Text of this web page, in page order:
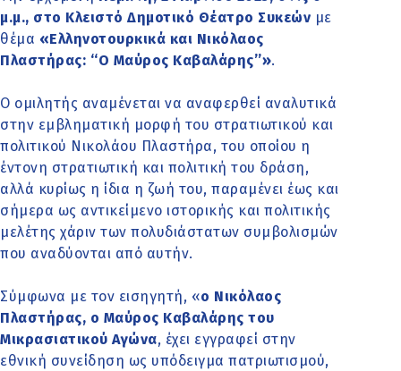
μ.μ., στο Κλειστό Δημοτικό Θέατρο Συκεών με
θέμα «Ελληνοτουρκικά και Νικόλαος
Πλαστήρας: ‘‘Ο Μαύρος Καβαλάρης’’».
Ο ομιλητής αναμένεται να αναφερθεί αναλυτικά
στην εμβληματική μορφή του στρατιωτικού και
πολιτικού Νικολάου Πλαστήρα, του οποίου η
έντονη στρατιωτική και πολιτική του δράση,
αλλά κυρίως η ίδια η ζωή του, παραμένει έως και
σήμερα ως αντικείμενο ιστορικής και πολιτικής
μελέτης χάριν των πολυδιάστατων συμβολισμών
που αναδύονται από αυτήν.
Σύμφωνα με τον εισηγητή, «ο Νικόλαος
Πλαστήρας, ο Μαύρος Καβαλάρης του
Μικρασιατικού Αγώνα, έχει εγγραφεί στην
εθνική συνείδηση ως υπόδειγμα πατριωτισμού,